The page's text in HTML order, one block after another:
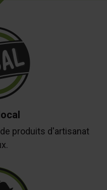
produits d'artisanat